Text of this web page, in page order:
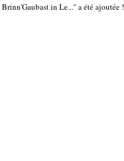
in Le..." a été ajoutée !